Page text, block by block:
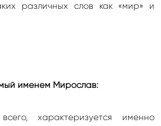
различных слов как «мир» и
именем Мирослав:
характеризуется именно